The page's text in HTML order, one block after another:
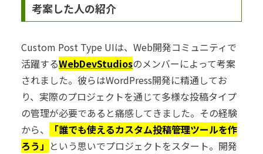
考案した人の紹介
Custom Post Type UIは、Web開発コミュニティで
活躍するWebDevStudiosのメンバーによって考案
されました。彼らはWordPress開発に精通してお
り、実際のプロジェクトを通じて多様な投稿タイプ
の管理が必要であると痛感してきました。その経験
から、
「誰でも使えるカスタム投稿管理ツールを作
ろう」 という思いでプロジェクトをスタート。開発